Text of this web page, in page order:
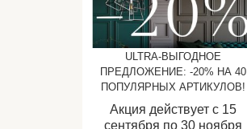
ULTRA-ВЫГОДНОЕ
ПРЕДЛОЖЕНИЕ: -20% НА 40
ПОПУЛЯРНЫХ АРТИКУЛОВ!
Акция действует с 15
сентября по 30 ноября